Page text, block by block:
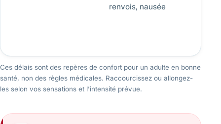
renvois, nausée
Ces délais sont des repères de confort pour un adulte en bonne
santé, non des règles médicales. Raccourcissez ou allongez-
les selon vos sensations et l’intensité prévue.